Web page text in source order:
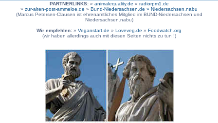
PARTNERLINKS:» animalequality.de » radiorpm1.de
» zur-alten-post-ammeloe.de » Bund-Niedersachsen.de » Niedersachsen.nabu
(Marcus Petersen-Clausen ist ehrenamtliches Mitglied im BUND-Niedersachsen und
Niedersachsen.nabu)
Wir empfehlen: » Veganstart.de » Loveveg.de » Foodwatch.org
(wir haben allerdings auch mit diesen Seiten nichts zu tun !)